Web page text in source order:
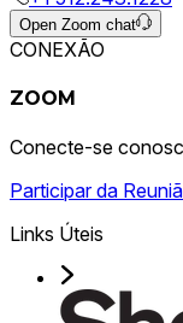
Open Zoom chat
CONEXÃO
ZOOM
Conecte-se
Participar da
Links Úteis